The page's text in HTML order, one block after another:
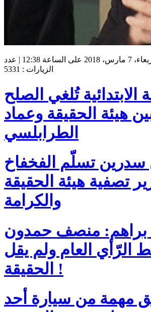
زووم تونيزيا | الأربعاء، 7 مارس، 2018 على الساعة 12:38 | عدد
الزيارات : 5331
الابتدائية تُلغي الصلح
هيئة الحقيقة وعماد
الطرابلسي
تسلّم الفخفاخ
تصفية هيئة الحقيقة
والكرامة
منصف حمدون
الرّأي العام ولم يقل
الحقيقة !
مهمة من سيارة أحد